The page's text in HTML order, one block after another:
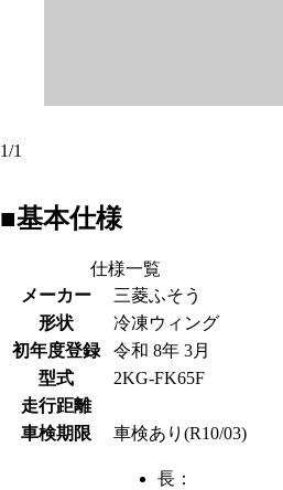
1/1
■基本仕様
仕様一覧
メーカー
三菱ふそう
形状
冷凍ウィング
初年度登録
令和 8年 3月
型式
2KG-FK65F
走行距離
車検期限
車検あり(R10/03)
長：